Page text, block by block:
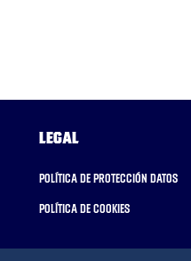
Legal
Política de protección datos
Política de cookies